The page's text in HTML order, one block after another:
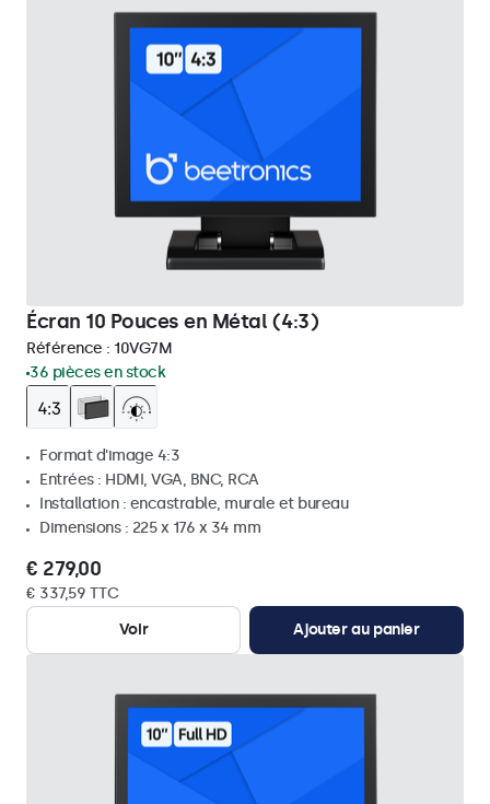
Écran 10 Pouces en Métal (4:3)
Référence : 10VG7M
36 pièces en stock
Format d'image 4:3
Entrées : HDMI, VGA, BNC, RCA
Installation : encastrable, murale et bureau
Dimensions : 225 x 176 x 34 mm
€ 279,00
€ 337,59 TTC
Voir
Ajouter au panier